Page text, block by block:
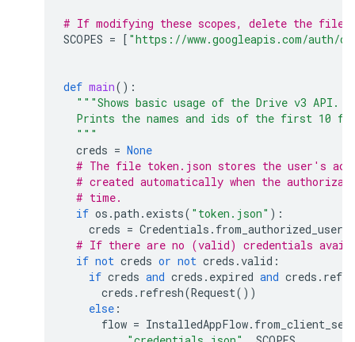
# If modifying these scopes, delete the file
SCOPES = [ "https://www.googleapis.com/auth/
def main():
"""Shows basic usage of the Drive v3 API.
Prints the names and ids of the first 10
  """
creds = None
# The file token.json stores the user's
# created automatically when the
# time.
if os .path . exists( "token.json" ):
creds = Credentials .
# If there are no (valid) credentials
if not creds or not creds .valid :
if creds and creds . expired and creds .
creds . refresh(Request())
else :
flow = InstalledAppFlow.